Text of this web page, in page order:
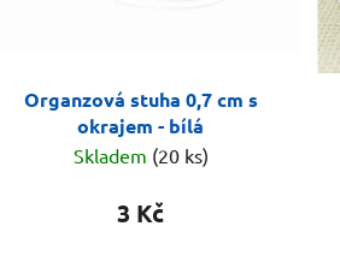
Organzová stuha 0,7 cm s
okrajem - bílá
Skladem (20 ks)
3 Kč